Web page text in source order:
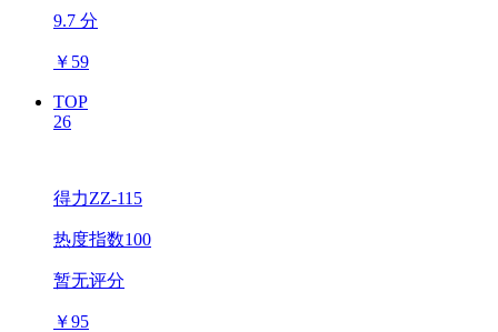
9.7 分
￥ 59
TOP
26
得力ZZ-115
热度指数100
暂无评分
￥95